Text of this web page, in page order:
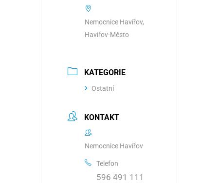
Nemocnice Havířov,
Havířov-Město
KATEGORIE
Ostatní
KONTAKT
Nemocnice Havířov
Telefon
596 491 111